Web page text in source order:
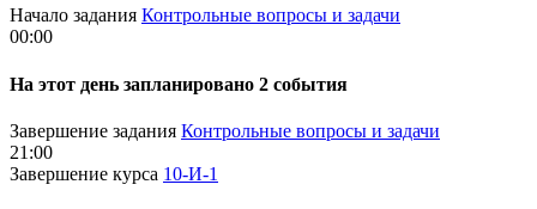
Начало задания Контрольные вопросы и задачи
00:00
На этот день запланировано 2 события
Завершение задания Контрольные вопросы и задачи
21:00
Завершение курса 10-И-1